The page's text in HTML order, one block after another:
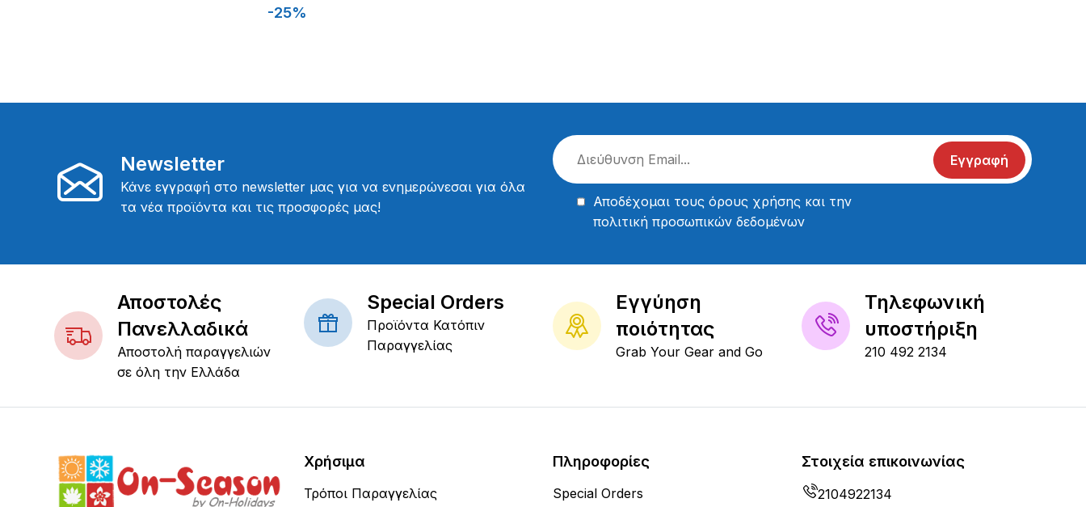
-25%
Newsletter
Κάνε εγγραφή στο newsletter μας για να ενημερώνεσαι για όλα
τα νέα προϊόντα και τις προσφορές μας!
Εγγραφή
Αποδέχομαι τους όρους χρήσης και την
πολιτική προσωπικών δεδομένων
Αποστολές
Πανελλαδικά
Αποστολή παραγγελιών
σε όλη την Ελλάδα
Special Orders
Προϊόντα Κατόπιν
Παραγγελίας
Εγγύηση
ποιότητας
Grab Your Gear and Go
Τηλεφωνική
υποστήριξη
210 492 2134
Στοιχεία επικοινωνίας
2104922134
Χρήσιμα
Τρόποι Παραγγελίας
Πληροφορίες
Special Orders